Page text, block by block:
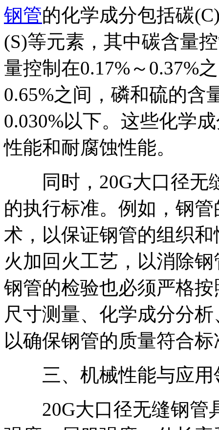
钢管的化学成分包括碳
(S)等元素，其中碳含量
量控制在0.17%～0.37%
0.65%之间，磷和硫的含
0.030%以下。这些化学
性能和耐腐蚀性能。
同时，20G大口径无
的执行标准。例如，钢
术，以保证钢管的组织
火加回火工艺，以消除
钢管的检验也必须严格
尺寸测量、化学成分分
以确保钢管的质量符合
三、机械性能与应用
20G大口径无缝钢管